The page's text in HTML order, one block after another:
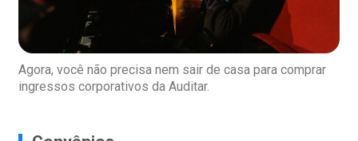
Agora, você não precisa nem sair de casa para comprar
ingressos corporativos da Auditar.